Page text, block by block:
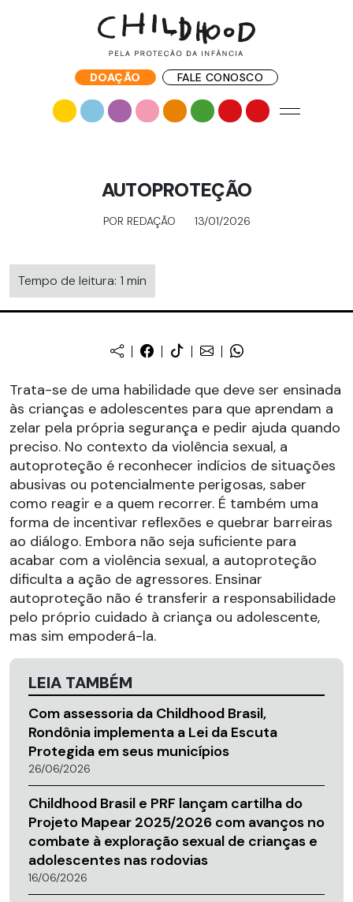
DOAÇÃO FALE CONOSCO
AUTOPROTEÇÃO
POR REDAÇÃO 13/01/2026
Tempo de leitura: 1 min
Trata-se de uma habilidade que deve ser ensinada
às crianças e adolescentes para que aprendam a
zelar pela própria segurança e pedir ajuda quando
preciso. No contexto da violência sexual, a
autoproteção é reconhecer indícios de situações
abusivas ou potencialmente perigosas, saber
como reagir e a quem recorrer. É também uma
forma de incentivar reflexões e quebrar barreiras
ao diálogo. Embora não seja suficiente para
acabar com a violência sexual, a autoproteção
dificulta a ação de agressores. Ensinar
autoproteção não é transferir a responsabilidade
pelo próprio cuidado à criança ou adolescente,
mas sim empoderá-la.
LEIA TAMBÉM
Com assessoria da Childhood Brasil,
Rondônia implementa a Lei da Escuta
Protegida em seus municípios
26/06/2026
Childhood Brasil e PRF lançam cartilha do
Projeto Mapear 2025/2026 com avanços no
combate à exploração sexual de crianças e
adolescentes nas rodovias
16/06/2026